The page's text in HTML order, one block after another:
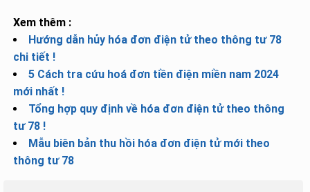
Xem thêm :
Hướng dẫn hủy hóa đơn điện tử theo thông tư 78
chi tiết !
5 Cách tra cứu hoá đơn tiền điện miền nam 2024
mới nhất !
Tổng hợp quy định về hóa đơn điện tử theo thông
tư 78 !
Mẫu biên bản thu hồi hóa đơn điện tử mới theo
thông tư 78